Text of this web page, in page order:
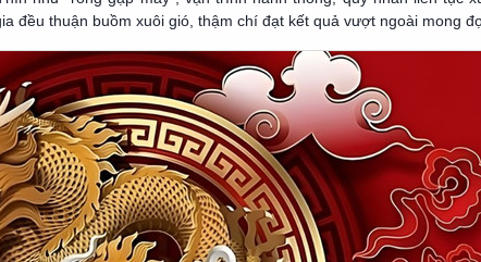
đều thuận buồm xuôi gió, thậm chí đạt kết quả vượt ngoài mong